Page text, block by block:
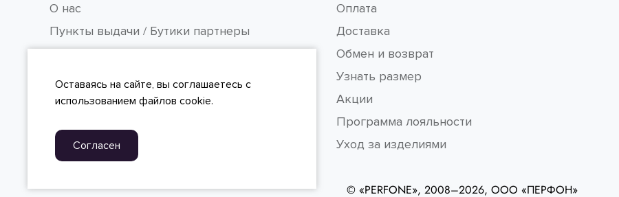
О нас
Пункты выдачи / Бутики партнеры
Контакты
FAQ
Оплата
Доставка
Обмен и возврат
Узнать размер
Акции
Программа лояльности
Уход за изделиями
© «PERFONE», 2008–2026, ООО «ПЕРФОН»
Оставаясь на сайте, вы соглашаетесь с
использованием файлов cookie.
Согласен